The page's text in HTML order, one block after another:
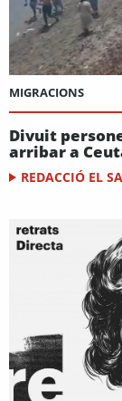
MIGRACIONS
Divuit
arribar a
REDACCIÓ EL